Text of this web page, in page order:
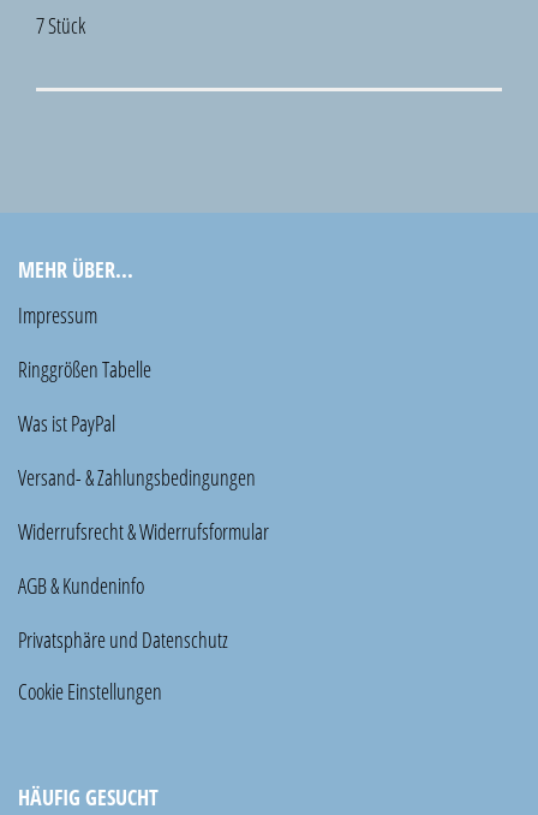
7 Stück
MEHR ÜBER...
Impressum
Ringgrößen Tabelle
Was ist PayPal
Versand- & Zahlungsbedingungen
Widerrufsrecht & Widerrufsformular
AGB & Kundeninfo
Privatsphäre und Datenschutz
Cookie Einstellungen
HÄUFIG GESUCHT